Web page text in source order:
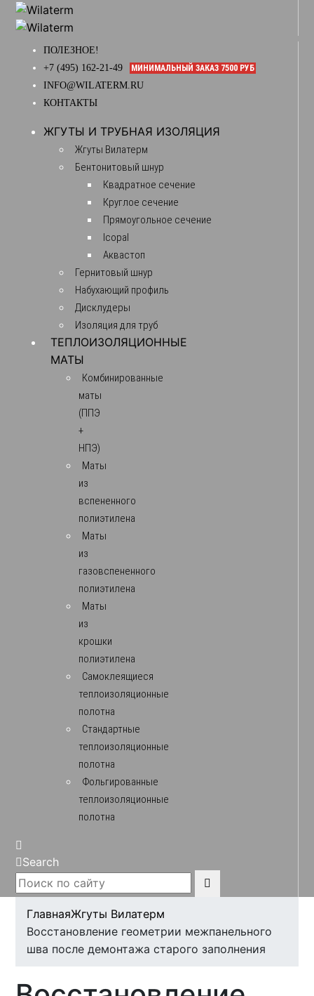
ПОЛЕЗНОЕ!
+7 (495) 162-21-49
МИНИМАЛЬНЫЙ ЗАКАЗ 7500 РУБ
INFO@WILATERM.RU
КОНТАКТЫ
ЖГУТЫ И ТРУБНАЯ ИЗОЛЯЦИЯ
Жгуты Вилатерм
Бентонитовый шнур
Квадратное сечение
Круглое сечение
Прямоугольное сечение
Icopal
Аквастоп
Гернитовый шнур
Набухающий профиль
Дисклудеры
Изоляция для труб
ТЕПЛОИЗОЛЯЦИОННЫЕ
МАТЫ
Комбинированные
маты
(ППЭ
+
НПЭ)
Маты
из
вспененного
полиэтилена
Маты
из
газовспененного
полиэтилена
Маты
из
крошки
полиэтилена
Самоклеящиеся
теплоизоляционные
полотна
Стандартные
теплоизоляционные
полотна
Фольгированные
теплоизоляционные
полотна
Search
ГлавнаяЖгуты Вилатерм
Восстановление геометрии межпанельного
шва после демонтажа старого заполнения